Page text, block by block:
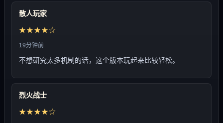
散人玩家
★★★★☆
19分钟前
不想研究太多机制的话，这个版本玩起来比较轻松。
烈火战士
★★★★☆